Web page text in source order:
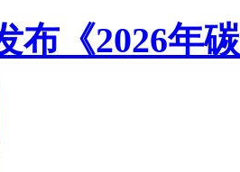
布《2026年